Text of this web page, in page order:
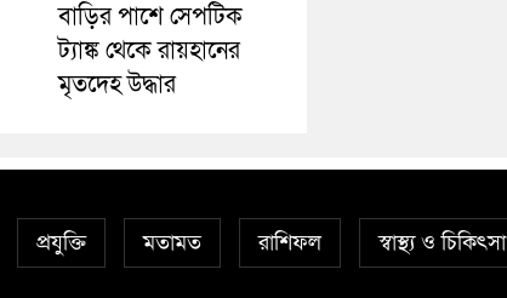
বাড়ির পাশে সেপটিক
ট্যাঙ্ক থেকে রায়হানের
মৃতদেহ উদ্ধার
প্রযুক্তি মতামত রাশিফল স্বাস্থ্য ও চিকিৎসা